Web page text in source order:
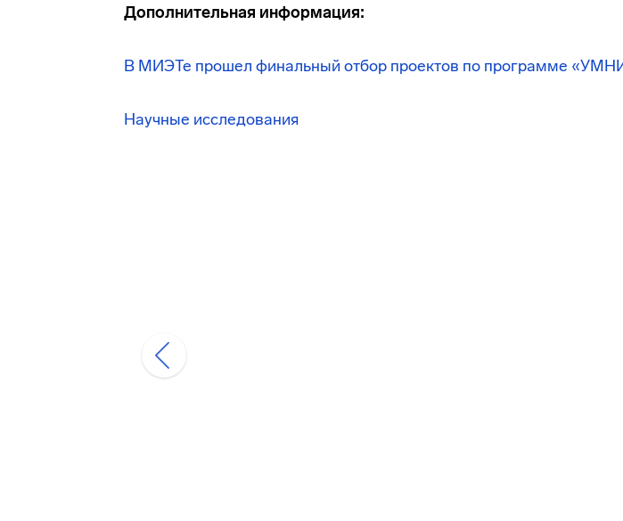
Дополнительная информация:
В МИЭТе прошел финальный отбор проектов по программе
Научные исследования